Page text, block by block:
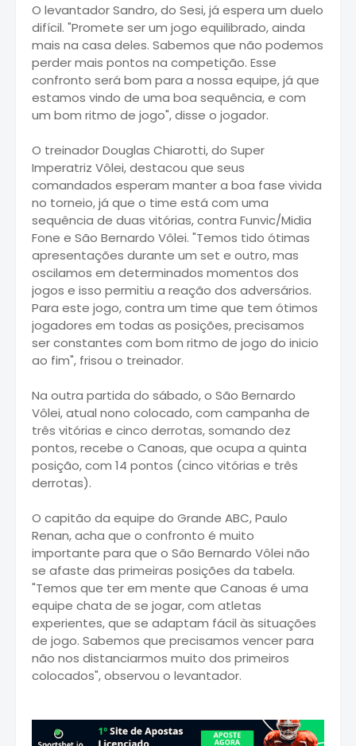
O levantador Sandro, do Sesi, já espera um duelo
difícil. "Promete ser um jogo equilibrado, ainda
mais na casa deles. Sabemos que não podemos
perder mais pontos na competição. Esse
confronto será bom para a nossa equipe, já que
estamos vindo de uma boa sequência, e com
um bom ritmo de jogo", disse o jogador.
O treinador Douglas Chiarotti, do Super
Imperatriz Vôlei, destacou que seus
comandados esperam manter a boa fase vivida
no torneio, já que o time está com uma
sequência de duas vitórias, contra Funvic/Midia
Fone e São Bernardo Vôlei. "Temos tido ótimas
apresentações durante um set e outro, mas
oscilamos em determinados momentos dos
jogos e isso permitiu a reação dos adversários.
Para este jogo, contra um time que tem ótimos
jogadores em todas as posições, precisamos
ser constantes com bom ritmo de jogo do inicio
ao fim", frisou o treinador.
Na outra partida do sábado, o São Bernardo
Vôlei, atual nono colocado, com campanha de
três vitórias e cinco derrotas, somando dez
pontos, recebe o Canoas, que ocupa a quinta
posição, com 14 pontos (cinco vitórias e três
derrotas).
O capitão da equipe do Grande ABC, Paulo
Renan, acha que o confronto é muito
importante para que o São Bernardo Vôlei não
se afaste das primeiras posições da tabela.
"Temos que ter em mente que Canoas é uma
equipe chata de se jogar, com atletas
experientes, que se adaptam fácil às situações
de jogo. Sabemos que precisamos vencer para
não nos distanciarmos muito dos primeiros
colocados", observou o levantador.